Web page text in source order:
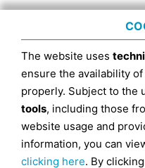
The website uses
ensure the availability
properly. Subject to the
tools, including those
website usage and
information, you can
clicking here. By